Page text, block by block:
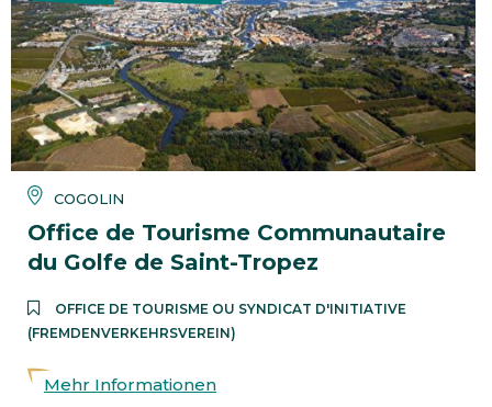
COGOLIN
Office de Tourisme Communautaire
du Golfe de Saint-Tropez
OFFICE DE TOURISME OU SYNDICAT D'INITIATIVE
(FREMDENVERKEHRSVEREIN)
Mehr Informationen